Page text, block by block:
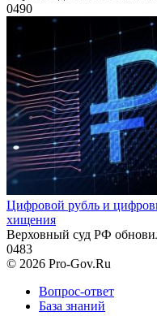
0490
Цифровой рубль и
хищения
Верховный суд РФ
0483
© 2026 Pro-Gov.Ru
Вопрос-ответ
База знаний